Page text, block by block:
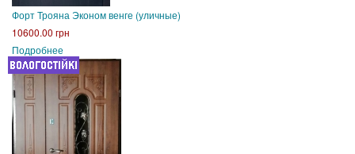
Форт Трояна Эконом венге (уличные)
10600.00 грн
Подробнее